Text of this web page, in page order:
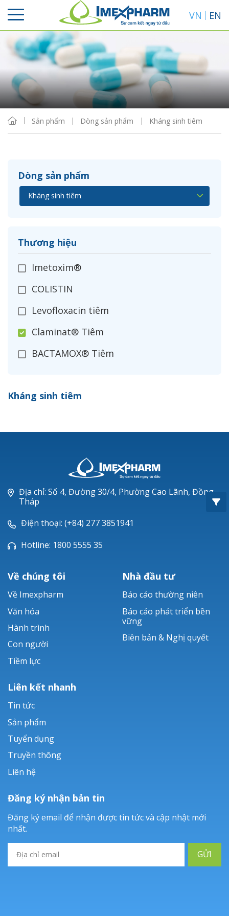
VN EN
Sản phẩm Dòng sản phẩm Kháng sinh tiêm
Dòng sản phẩm
Thương hiệu
Imetoxim®
COLISTIN
Levofloxacin tiêm
Claminat® Tiêm
BACTAMOX® Tiêm
Ceftizoxim®
Piperacillin
Ticarlinat®
Zobacta®
Bacsulfo®
Kháng sinh tiêm
Sắp xếp
Hiển thị
Địa chỉ: Số 4, Đường 30/4, Phường Cao Lãnh, Đồng
Tháp
Điện thoại: (+84) 277 3851941
Hotline: 1800 5555 35
Về chúng tôi
Về Imexpharm
Văn hóa
Hành trình
Con người
Tiềm lực
Nhà đầu tư
Báo cáo thường niên
Báo cáo phát triển bền
vững
Biên bản & Nghị quyết
Liên kết nhanh
Tin tức
Sản phẩm
Tuyển dụng
Truyền thông
Liên hệ
Đăng ký nhận bản tin
Đăng ký email để nhận được tin tức và cập nhật mới
nhất.
GỬI